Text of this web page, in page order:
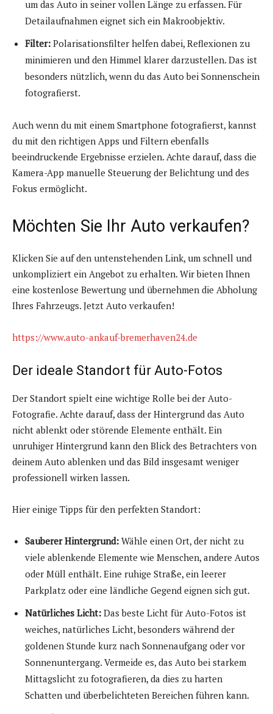
um das Auto in seiner vollen Länge zu erfassen. Für
Detailaufnahmen eignet sich ein Makroobjektiv.
Filter: Polarisationsfilter helfen dabei, Reflexionen zu
minimieren und den Himmel klarer darzustellen. Das ist
besonders nützlich, wenn du das Auto bei Sonnenschein
fotografierst.
Auch wenn du mit einem Smartphone fotografierst, kannst
du mit den richtigen Apps und Filtern ebenfalls
beeindruckende Ergebnisse erzielen. Achte darauf, dass die
Kamera-App manuelle Steuerung der Belichtung und des
Fokus ermöglicht.
Möchten Sie Ihr Auto verkaufen?
Klicken Sie auf den untenstehenden Link, um schnell und
unkompliziert ein Angebot zu erhalten. Wir bieten Ihnen
eine kostenlose Bewertung und übernehmen die Abholung
Ihres Fahrzeugs. Jetzt Auto verkaufen!
https://www.auto-ankauf-bremerhaven24.de
Der ideale Standort für Auto-Fotos
Der Standort spielt eine wichtige Rolle bei der Auto-
Fotografie. Achte darauf, dass der Hintergrund das Auto
nicht ablenkt oder störende Elemente enthält. Ein
unruhiger Hintergrund kann den Blick des Betrachters von
deinem Auto ablenken und das Bild insgesamt weniger
professionell wirken lassen.
Hier einige Tipps für den perfekten Standort:
Sauberer Hintergrund: Wähle einen Ort, der nicht zu
viele ablenkende Elemente wie Menschen, andere Autos
oder Müll enthält. Eine ruhige Straße, ein leerer
Parkplatz oder eine ländliche Gegend eignen sich gut.
Natürliches Licht: Das beste Licht für Auto-Fotos ist
weiches, natürliches Licht, besonders während der
goldenen Stunde kurz nach Sonnenaufgang oder vor
Sonnenuntergang. Vermeide es, das Auto bei starkem
Mittagslicht zu fotografieren, da dies zu harten
Schatten und überbelichteten Bereichen führen kann.